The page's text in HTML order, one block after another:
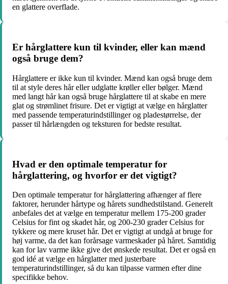
en glattere overflade.
Er hårglattere kun til kvinder, eller kan mænd
også bruge dem?
Hårglattere er ikke kun til kvinder. Mænd kan også bruge dem
til at style deres hår eller udglatte krøller eller bølger. Mænd
med langt hår kan også bruge hårglattere til at skabe en mere
glat og strømlinet frisure. Det er vigtigt at vælge en hårglatter
med passende temperaturindstillinger og pladestørrelse, der
passer til hårlængden og teksturen for bedste resultat.
Hvad er den optimale temperatur for
hårglattering, og hvorfor er det vigtigt?
Den optimale temperatur for hårglattering afhænger af flere
faktorer, herunder hårtype og hårets sundhedstilstand. Generelt
anbefales det at vælge en temperatur mellem 175-200 grader
Celsius for fint og skadet hår, og 200-230 grader Celsius for
tykkere og mere kruset hår. Det er vigtigt at undgå at bruge for
høj varme, da det kan forårsage varmeskader på håret. Samtidig
kan for lav varme ikke give det ønskede resultat. Det er også en
god idé at vælge en hårglatter med justerbare
temperaturindstillinger, så du kan tilpasse varmen efter dine
specifikke behov.